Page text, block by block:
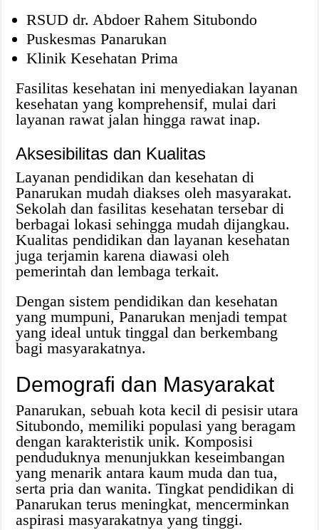
RSUD dr. Abdoer Rahem Situbondo
Puskesmas Panarukan
Klinik Kesehatan Prima
Fasilitas kesehatan ini menyediakan layanan
kesehatan yang komprehensif, mulai dari
layanan rawat jalan hingga rawat inap.
Aksesibilitas dan Kualitas
Layanan pendidikan dan kesehatan di
Panarukan mudah diakses oleh masyarakat.
Sekolah dan fasilitas kesehatan tersebar di
berbagai lokasi sehingga mudah dijangkau.
Kualitas pendidikan dan layanan kesehatan
juga terjamin karena diawasi oleh
pemerintah dan lembaga terkait.
Dengan sistem pendidikan dan kesehatan
yang mumpuni, Panarukan menjadi tempat
yang ideal untuk tinggal dan berkembang
bagi masyarakatnya.
Demografi dan Masyarakat
Panarukan, sebuah kota kecil di pesisir utara
Situbondo, memiliki populasi yang beragam
dengan karakteristik unik. Komposisi
penduduknya menunjukkan keseimbangan
yang menarik antara kaum muda dan tua,
serta pria dan wanita. Tingkat pendidikan di
Panarukan terus meningkat, mencerminkan
aspirasi masyarakatnya yang tinggi.